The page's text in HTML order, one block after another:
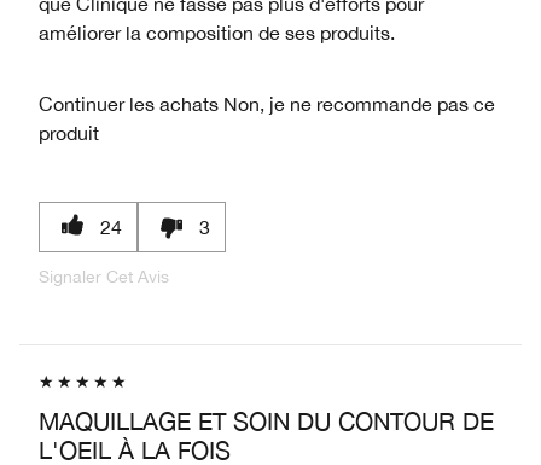
améliorer la composition de ses produits.
Continuer les achats Non, je ne recommande pas ce
produit
24 3
Signaler Cet Avis
MAQUILLAGE ET SOIN DU CONTOUR DE
L'OEIL À LA FOIS